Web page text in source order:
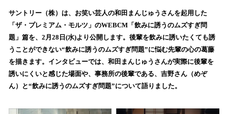
！
数
を
読
み
込
み
中
す
サントリー（株）は、お笑い芸⼈の和田まんじゅうさんを起⽤した
「ザ・プレミアム・モルツ」のWEBCM「飲みに誘うのムズすぎ問
題」篇を、2⽉28⽇(水)より公開します。後輩を飲みに誘いたくても誘
うことができない“飲みに誘うのムズすぎ問題”に悩む先輩の心の葛藤
を描きます。インタビューでは、和田まんじゅうさんが実際に後輩を
誘いにくいと感じた場面や、事務所の後輩である、吉野さん（めぞ
ん）と“飲みに誘うのムズすぎ問題”について語りました。